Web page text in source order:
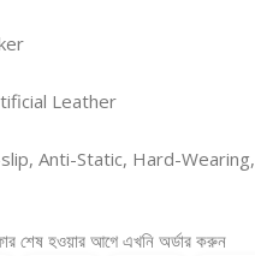
Leather
Anti-Static, Hard-
শেষ হওয়ার আগে এখনি অর্ডার করুন